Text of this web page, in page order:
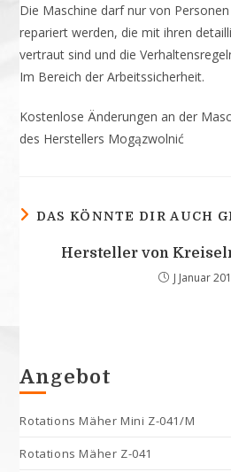
Die Maschine darf nur von
repariert werden, die mit ihren
vertraut sind und die
Im Bereich der Arbeitssicherheit.
Kostenlose Änderungen an der
des Herstellers Mogązwolnić
DAS KÖNNTE DIR AUCH
Hersteller von
J Januar
Angebot
Rotations Mäher Mini Z-041/M
Rotations Mäher Z-041